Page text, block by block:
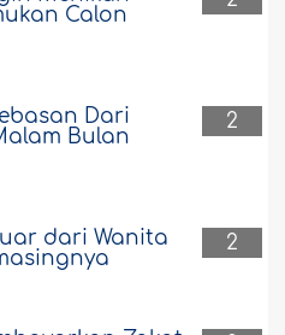
Calon
2
Dari
Bulan
2
dari Wanita